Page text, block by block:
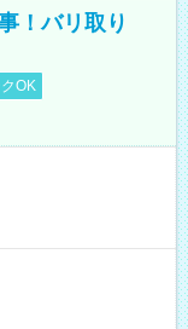
！バリ取り
OK